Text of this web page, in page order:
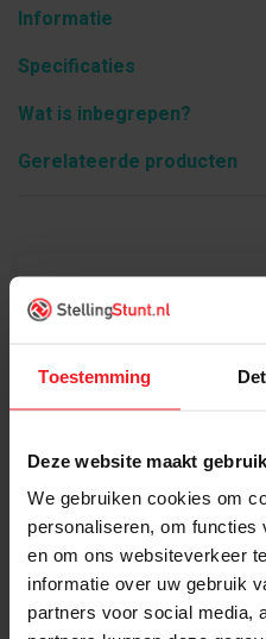
Toestemming
Deze website maakt
We gebruiken cookies om
personaliseren, om functies
en om ons websiteverkeer
informatie over uw gebruik
partners voor social media,
Informatie
Specificaties
Wat is inbegrepen?
Gerelateerde producten
Product